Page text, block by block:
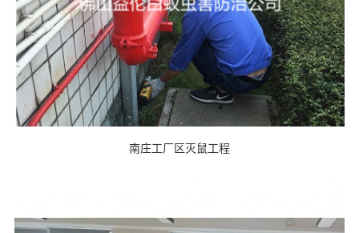
南庄工厂区灭鼠工程